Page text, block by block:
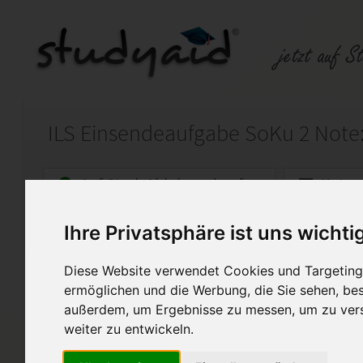
Ihre Privatsphäre ist uns
Diese Website verwendet Cookies und
ermöglichen und die Werbung, die Sie sehen,
außerdem, um Ergebnisse zu messen, um zu
weiter zu entwickeln.
ILS Einsendeaufgabe SoKu 2
Auf StudyAid.de verkaufen
Startseite Abitur und Hochschule
Sozialstruktur in der
Moin,
Im Anhang findest du die